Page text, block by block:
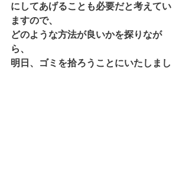
にしてあげることも必要だと考えてい
ますので、
どのような方法が良いかを探りなが
ら、
明日、ゴミを拾ろうことにいたしまし